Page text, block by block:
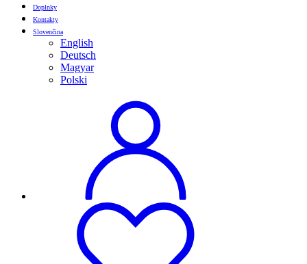
Doplnky
Kontakty
Slovenčina
English
Deutsch
Magyar
Polski